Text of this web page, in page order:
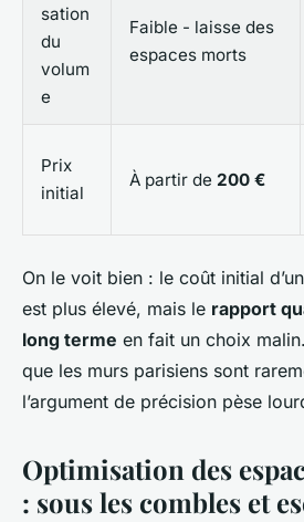
sation
du
volum
e
Faible - laisse des
espaces morts
Prix
initial
À partir de 200 €
On le voit bien : le coût initial
est plus élevé, mais le rapport
long terme en fait un choix
que les murs parisiens sont
l’argument de précision pèse
Optimisation des
: sous les combles et